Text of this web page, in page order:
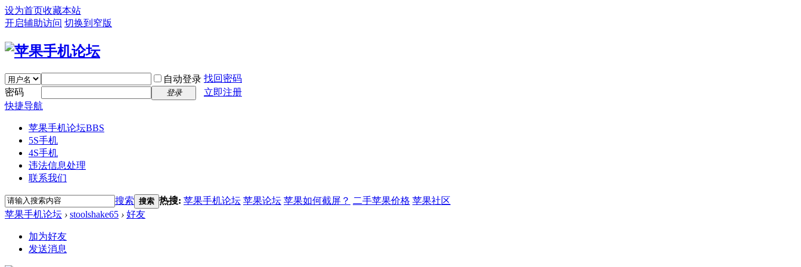
设为首页收藏本站
开启辅助访问 切换到窄版
自动登录 找回密码
密码
登录
立即注册
快捷导航
苹果手机论坛BBS
5S手机
4S手机
违法信息处理
联系我们
搜索 搜索 热搜: 苹果手机论坛 苹果论坛 苹果如何截屏？ 二手苹果价格 苹果社区
苹果手机论坛 › stoolshake65 › 好友
加为好友
发送消息